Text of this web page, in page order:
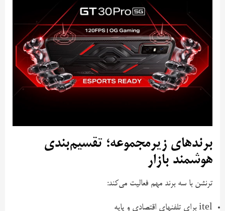
برندهای زیرمجموعه؛ تقسیم‌بندی
هوشمند بازار
ترنشن با سه برند مهم فعالیت می‌کند:
itel برای تلفنهای اقتصادی و پایه